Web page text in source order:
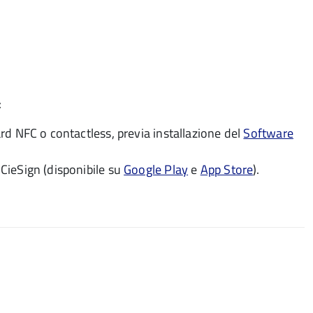
:
NFC o contactless, previa installazione del Software
(disponibile su Google PlayeApp Store).